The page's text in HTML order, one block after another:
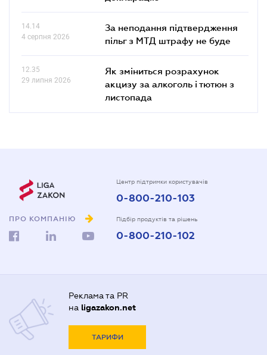
14.14
4 серпня 2026
За неподання підтвердження
пільг з МТД штрафу не буде
12.35
29 липня 2026
Як зміниться розрахунок
акцизу за алкоголь і тютюн з
листопада
ПРО КОМПАНІЮ
Центр підтримки користувачів
0-800-210-103
Підбір продуктів та рішень
0-800-210-102
Реклама та PR
на ligazakon.net
ТАРИФИ